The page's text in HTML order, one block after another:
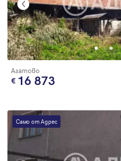
Агатово
16 873
Само от Адрес